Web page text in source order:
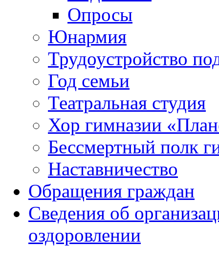
Опросы
Юнармия
Трудоустройство
Год семьи
Театральная студия
Хор гимназии
Бессмертный полк
Наставничество
Обращения граждан
Сведения об
оздоровлении